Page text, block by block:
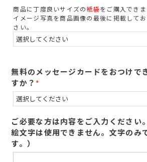
(
必
商品に丁度良いサイズの紙袋をご購入できま
イメージ写真を商品画像の最後に掲載して
さい。
無料のメッセージカードをおつけで
すか？
(
必
)
ご必要な方は内容をご入力ください
絵文字は使用できません。文字のみ
す。）